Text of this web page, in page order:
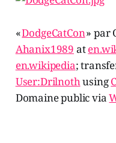
«DodgeCatCon» par
Ahanix1989 at
en.wikipedia;
User:Drilnothusing
Domaine public via